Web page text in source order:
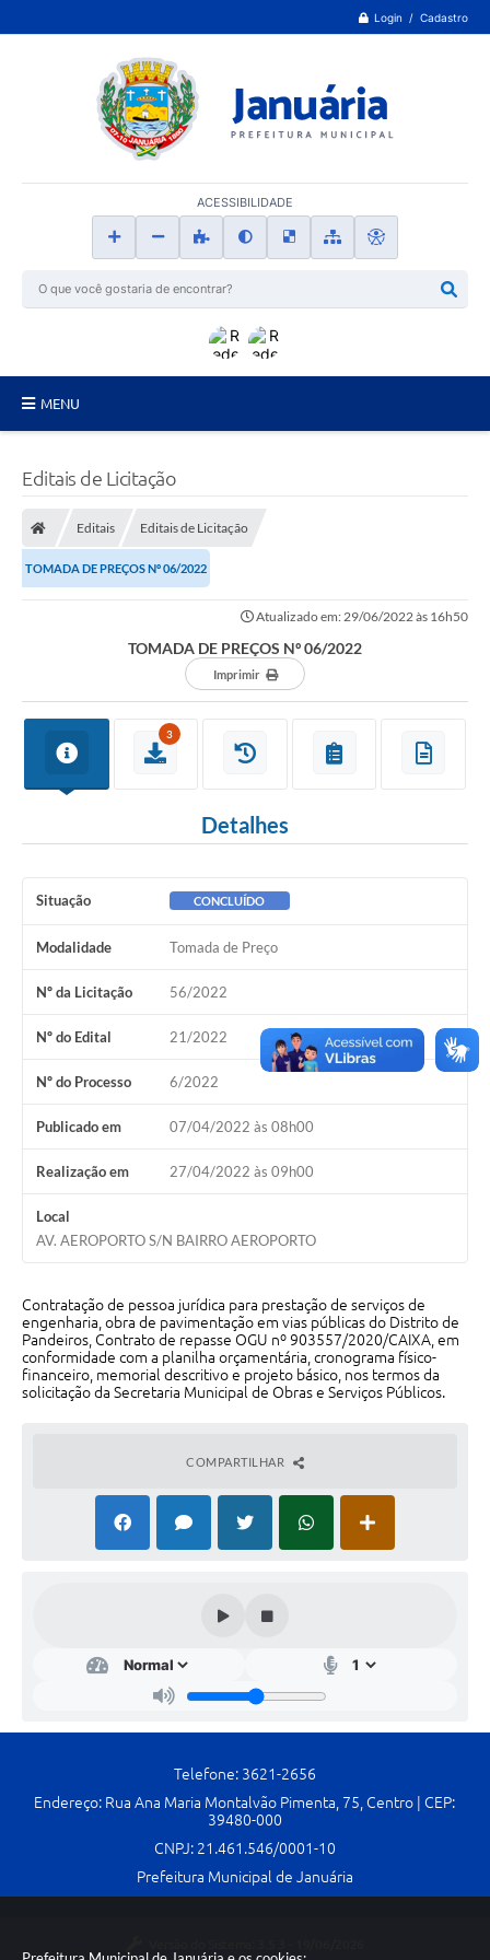
Login / Cadastro
ACESSIBILIDADE
MENU
Secretarias
Carta de Serviços
Turismo
Legislação
Agenda
Telefones Úteis
Ouvidoria
Cavernas do Peruaçu
Links e Sites
Arquivos para Download
Diário Oficial
Links
Serviços Online
Enquete
Fotos - Eventos Oficiais
Editais de Licitação
Editais Editais de Licitação
TOMADA DE PREÇOS Nº 06/2022
Atualizado em: 29/06/2022 às 16h50
TOMADA DE PREÇOS Nº 06/2022
Imprimir
3
Detalhes
Situação CONCLUÍDO
Modalidade Tomada de Preço
Nº da Licitação 56/2022
Nº do Edital 21/2022
Nº do Processo 6/2022
Publicado em 07/04/2022 às 08h00
Realização em 27/04/2022 às 09h00
Local
AV. AEROPORTO S/N BAIRRO AEROPORTO
Contratação de pessoa jurídica para prestação de serviços de
engenharia, obra de pavimentação em vias públicas do Distrito de
Pandeiros, Contrato de repasse OGU nº 903557/2020/CAIXA, em
conformidade com a planilha orçamentária, cronograma físico-
financeiro, memorial descritivo e projeto básico, nos termos da
solicitação da Secretaria Municipal de Obras e Serviços Públicos.
COMPARTILHAR
Telefone: 3621-2656
Endereço: Rua Ana Maria Montalvão Pimenta, 75, Centro | CEP:
39480-000
CNPJ: 21.461.546/0001-10
Prefeitura Municipal de Januária